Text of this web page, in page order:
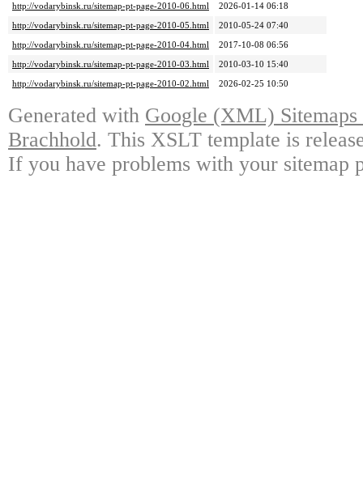
http://vodarybinsk.ru/sitemap-pt-page-2010-06.html
2026-01-14 06:18
http://vodarybinsk.ru/sitemap-pt-page-2010-05.html
2010-05-24 07:40
http://vodarybinsk.ru/sitemap-pt-page-2010-04.html
2017-10-08 06:56
http://vodarybinsk.ru/sitemap-pt-page-2010-03.html
2010-03-10 15:40
http://vodarybinsk.ru/sitemap-pt-page-2010-02.html
2026-02-25 10:50
Generated with Google (XML)
Brachhold. This XSLT template is
If you have problems with your sitemap